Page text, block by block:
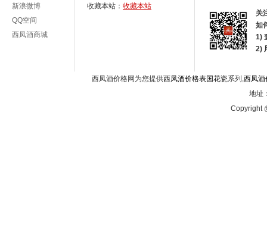
新浪微博
QQ空间
西凤酒商城
收藏本站： 收藏本站
关
如
1)
2)
西凤酒价格网为您提供西凤酒价格表国花瓷系列,西凤酒
地址
Copyright